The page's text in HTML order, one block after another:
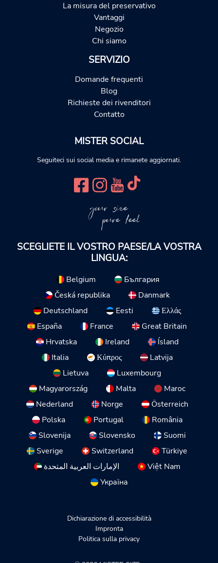
La misura del preservativo
Vantaggi
Negozio
Chi siamo
SERVIZIO
Domande frequenti
Blog
Richieste dei rivenditori
Contatto
MISTER SOCIAL
Seguiteci sui social media e rimanete aggiornati.
your size
pure feel
SCEGLIETE IL VOSTRO PAESE/LA VOSTRA
LINGUA:
Belgium
България
Česká republika
Danmark
Deutschland
Eesti
Ελλάς
España
France
Great Britain
Hrvatska
Ireland
Ísland
Italia
Κύπρος
Latvija
Lietuva
Luxembourg
Magyarország
Malta
Maroc
Nederland
Norge
Österreich
Polska
Portugal
România
Slovenija
Slovensko
Suomi
Sverige
Switzerland
Türkiye
الإمارات العربية المتحدة
Việt Nam
Україна
Dichiarazione di accessibilità
Impronta
Politica sulla privacy